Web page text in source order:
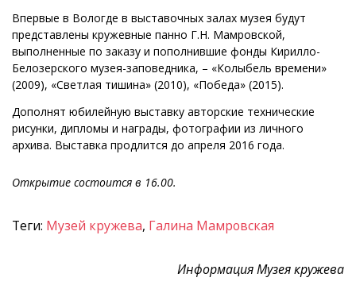
Впервые в Вологде в выставочных залах музея будут
представлены кружевные панно Г.Н. Мамровской,
выполненные по заказу и пополнившие фонды Кирилло-
Белозерского музея-заповедника, – «Колыбель времени»
(2009), «Светлая тишина» (2010), «Победа» (2015).
Дополнят юбилейную выставку авторские технические
рисунки, дипломы и награды, фотографии из личного
архива. Выставка продлится до апреля 2016 года.
Открытие состоится в 16.00.
Теги: Музей кружева, Галина Мамровская
Информация Музея кружева